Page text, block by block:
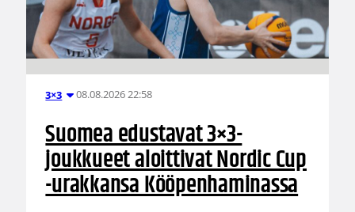
3×3 08.08.2026 22:58
Suomea edustavat 3×3-
joukkueet aloittivat Nordic Cup
-urakkansa Kööpenhaminassa